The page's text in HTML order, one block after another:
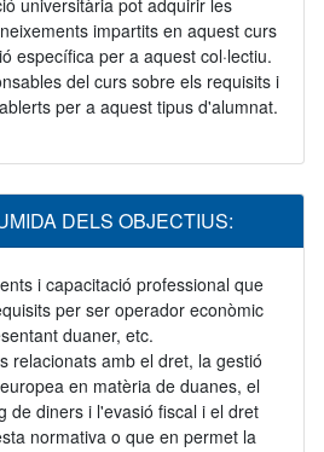
universitària pot adquirir les
impartits en aquest curs
específica per a aquest col·lectiu.
del curs sobre els requisits i
per a aquest tipus d'alumnat.
DELS OBJECTIUS:
i capacitació professional que
per ser operador econòmic
duaner, etc.
relacionats amb el dret, la gestió
en matèria de duanes, el
de diners i l'evasió fiscal i el dret
normativa o que en permet la